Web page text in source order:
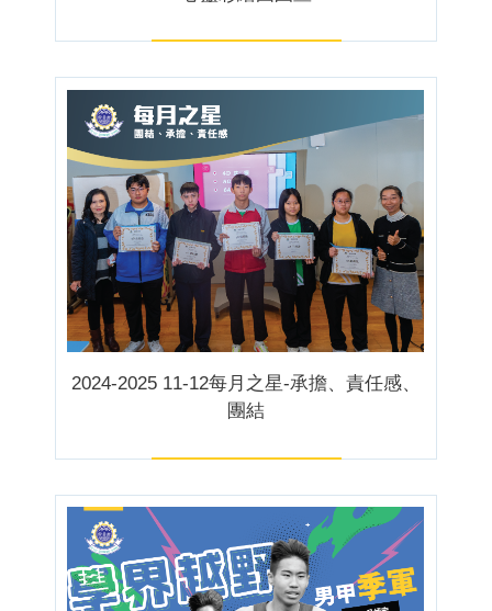
2024-2025 11-12每月之星-承擔、責任感、
團結